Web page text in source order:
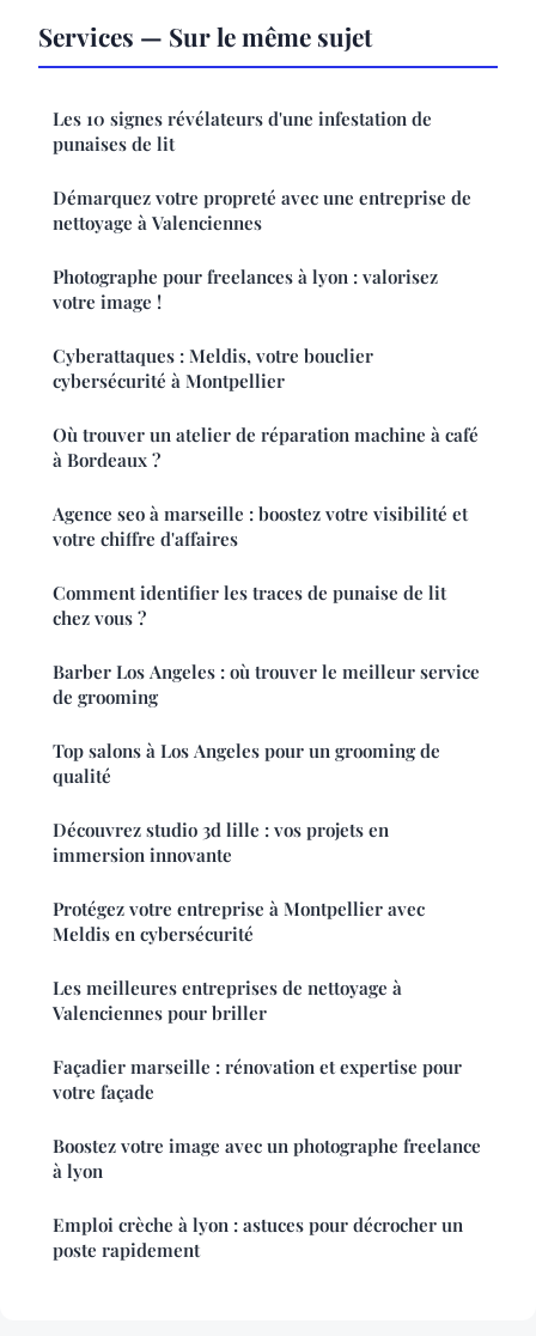
Services — Sur le même sujet
Les 10 signes révélateurs d'une infestation de
punaises de lit
Démarquez votre propreté avec une entreprise de
nettoyage à Valenciennes
Photographe pour freelances à lyon : valorisez
votre image !
Cyberattaques : Meldis, votre bouclier
cybersécurité à Montpellier
Où trouver un atelier de réparation machine à café
à Bordeaux ?
Agence seo à marseille : boostez votre visibilité et
votre chiffre d'affaires
Comment identifier les traces de punaise de lit
chez vous ?
Barber Los Angeles : où trouver le meilleur service
de grooming
Top salons à Los Angeles pour un grooming de
qualité
Découvrez studio 3d lille : vos projets en
immersion innovante
Protégez votre entreprise à Montpellier avec
Meldis en cybersécurité
Les meilleures entreprises de nettoyage à
Valenciennes pour briller
Façadier marseille : rénovation et expertise pour
votre façade
Boostez votre image avec un photographe freelance
à lyon
Emploi crèche à lyon : astuces pour décrocher un
poste rapidement